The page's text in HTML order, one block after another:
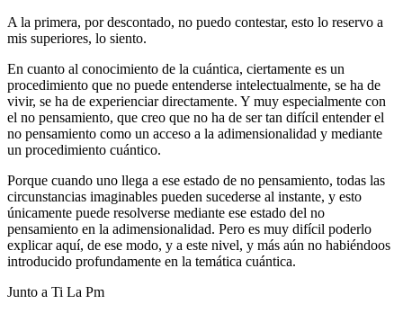
A la primera, por descontado, no puedo contestar, esto lo reservo a
mis superiores, lo siento.
En cuanto al conocimiento de la cuántica, ciertamente es un
procedimiento que no puede entenderse intelectualmente, se ha de
vivir, se ha de experienciar directamente. Y muy especialmente con
el no pensamiento, que creo que no ha de ser tan difícil entender el
no pensamiento como un acceso a la adimensionalidad y mediante
un procedimiento cuántico.
Porque cuando uno llega a ese estado de no pensamiento, todas las
circunstancias imaginables pueden sucederse al instante, y esto
únicamente puede resolverse mediante ese estado del no
pensamiento en la adimensionalidad. Pero es muy difícil poderlo
explicar aquí, de ese modo, y a este nivel, y más aún no habiéndoos
introducido profundamente en la temática cuántica.
Junto a Ti La Pm